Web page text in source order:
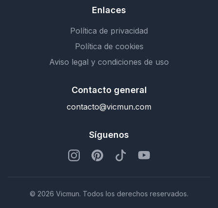
Enlaces
Política de privacidad
Política de cookies
Aviso legal y condiciones de uso
Contacto general
contacto@vicmun.com
Síguenos
© 2026 Vicmun. Todos los derechos reservados.